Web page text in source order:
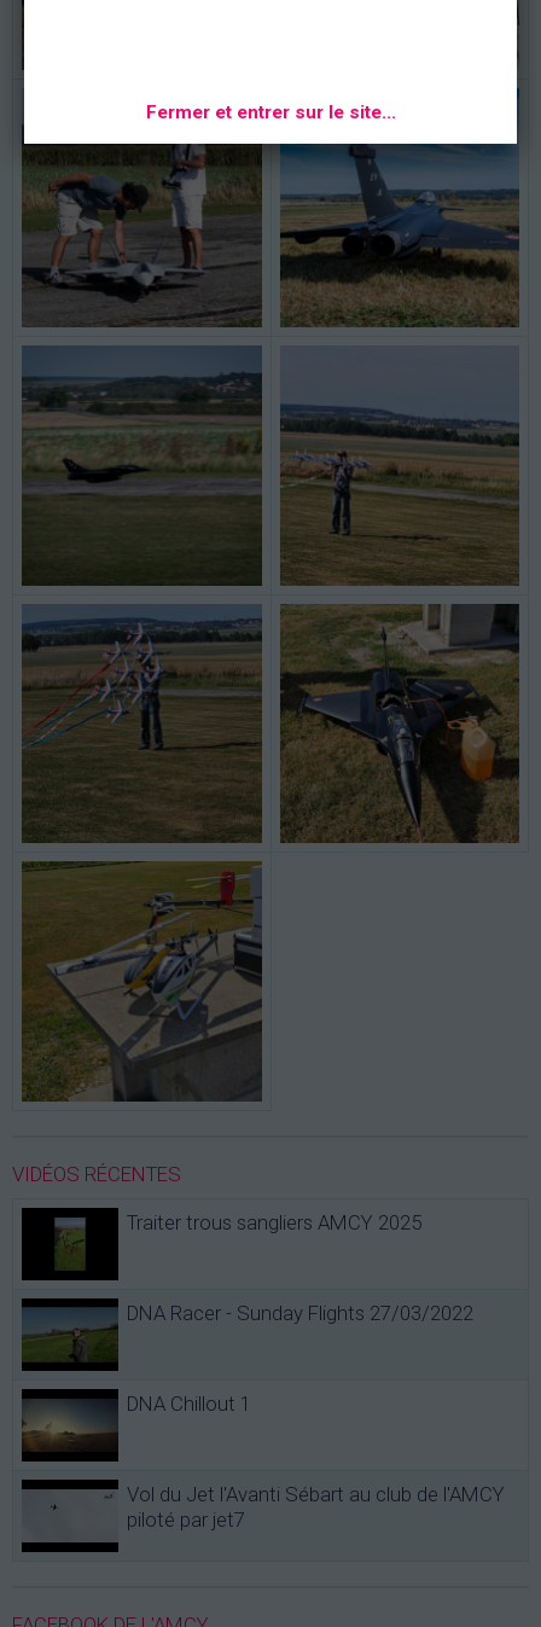
VIDÉOS RÉCENTES
Traiter trous sangliers AMCY 2025
DNA Racer - Sunday Flights 27/03/2022
DNA Chillout 1
Vol du Jet l'Avanti Sébart au club de l'AMCY
piloté par jet7
Fermer et entrer sur le site...